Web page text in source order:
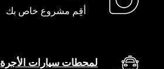
أقِم مشروع خاص بك
لمحطات سيارات الأجرة